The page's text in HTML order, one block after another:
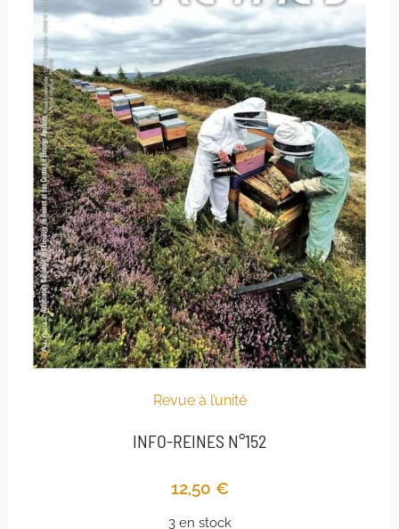
Revue à l’unité
INFO-REINES N°152
12,50 €
3 en stock